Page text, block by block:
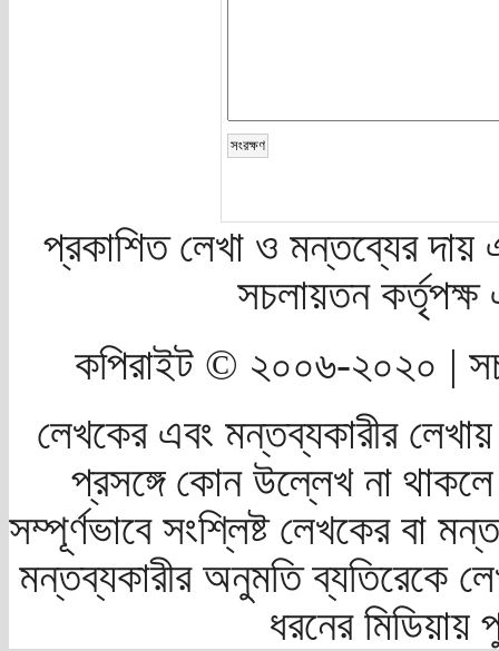
প্রকাশিত লেখা ও মন্তব্যের দায়
সচলায়তন
কপিরাইট © ২০০৬-২০২০ |
লেখকের এবং মন্তব্যকারীর
প্রসঙ্গে কোন উল্লেখ না
সম্পূর্ণভাবে সংশ্লিষ্ট লেখকের বা
মন্তব্যকারীর অনুমতি ব্যতিরেকে
ধরনের মিডিয়ায়